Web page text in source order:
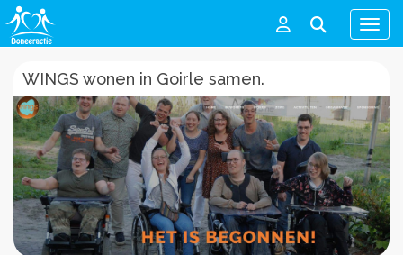
Menu
WINGS wonen in Goirle samen.